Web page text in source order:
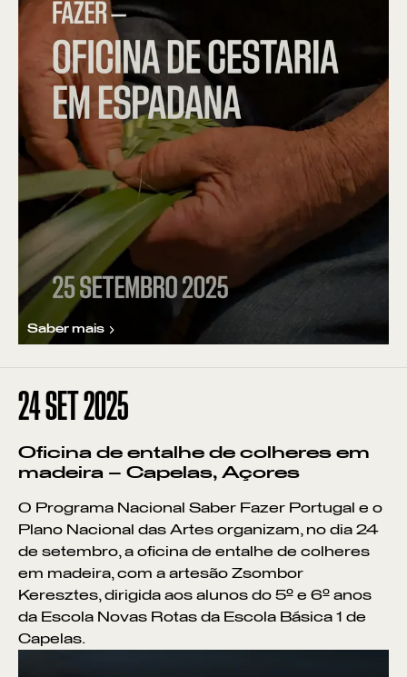
Saber mais
24SET 2025
Oficina de entalhe de colheres em
madeira – Capelas, Açores
O Programa Nacional Saber Fazer Portugal e o
Plano Nacional das Artes organizam, no dia 24
de setembro, a oficina de entalhe de colheres
em madeira, com a artesão Zsombor
Keresztes, dirigida aos alunos do 5º e 6º anos
da Escola Novas Rotas da Escola Básica 1 de
Capelas.